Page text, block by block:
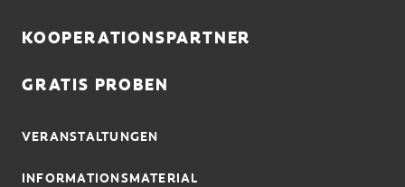
KOOPERATIONSPARTNER
GRATIS PROBEN
VERANSTALTUNGEN
INFORMATIONSMATERIAL